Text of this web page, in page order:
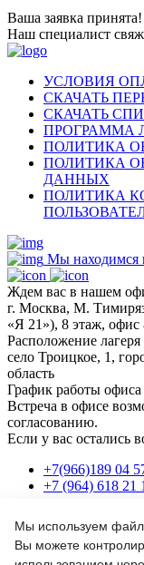
Ваша заявка принята!
Наш специалист
УСЛОВИЯ
СКАЧАТЬ
СКАЧАТЬ
ПРОГРАММА
ПОЛИТИКА
ПОЛИТИКА
ДАННЫХ
ПОЛИТИКА
Мы находимся
Ждем вас в нашем
г. Москва, М.
«Я 21»), 8 этаж, офис
Расположение
село Троицкое, 1,
область
График работы
Встреча в офисе
согласованию.
Если у вас остались
+7(966)189 04
+7 (964) 618 21
Или пишите нам на
Мы используем
Вы можете